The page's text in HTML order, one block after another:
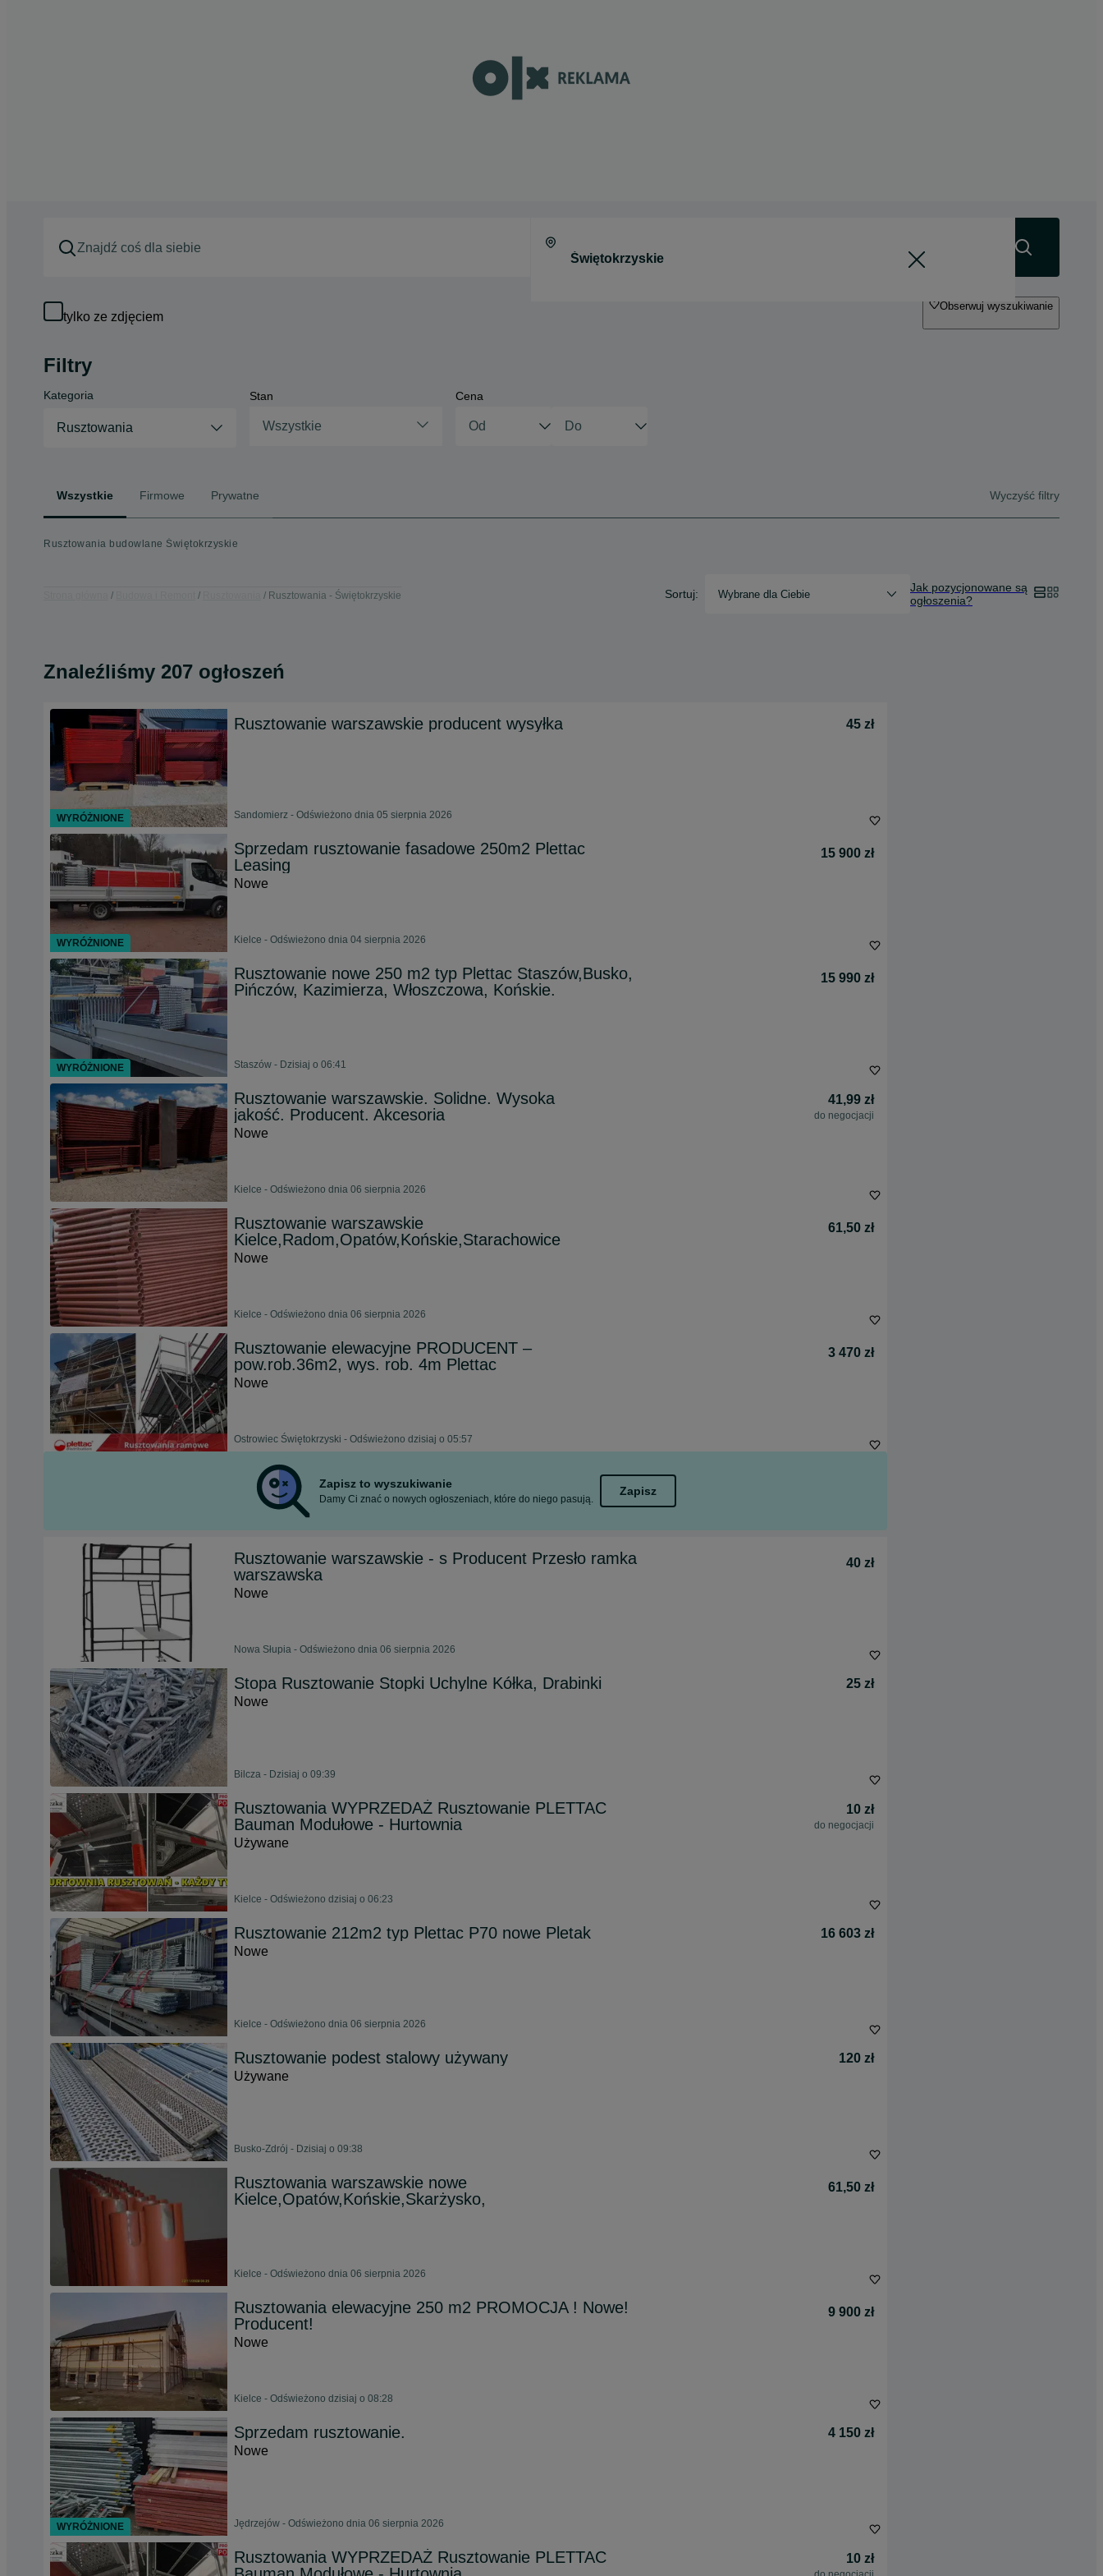
tylko ze zdjęciem
Obserwuj wyszukiwanie
Filtry
Kategoria
Rusztowania
Stan
Wszystkie
Cena
Wszystkie Firmowe Prywatne Wyczyść filtry
Rusztowania budowlane Świętokrzyskie
Rusztowania - Świętokrzyskie Sortuj: Wybrane dla Ciebie
Jak pozycjonowane są
ogłoszenia?
Znaleźliśmy 207 ogłoszeń
Rusztowanie warszawskie producent wysyłka 45 zł
Sandomierz - Odświeżono dnia 05 sierpnia 2026
Sprzedam rusztowanie fasadowe 250m2 Plettac
Leasing
15 900 zł
Nowe
Kielce - Odświeżono dnia 04 sierpnia 2026
Rusztowanie nowe 250 m2 typ Plettac Staszów,Busko,
Pińczów, Kazimierza, Włoszczowa, Końskie.
15 990 zł
Staszów - Dzisiaj o 06:41
Rusztowanie warszawskie. Solidne. Wysoka
jakość. Producent. Akcesoria
41,99 zł
do negocjacji
Nowe
Kielce - Odświeżono dnia 06 sierpnia 2026
Rusztowanie warszawskie
Kielce,Radom,Opatów,Końskie,Starachowice
61,50 zł
Nowe
Kielce - Odświeżono dnia 06 sierpnia 2026
Rusztowanie elewacyjne PRODUCENT –
pow.rob.36m2, wys. rob. 4m Plettac
3 470 zł
Nowe
Ostrowiec Świętokrzyski - Odświeżono dzisiaj o 05:57
Zapisz to wyszukiwanie
Damy Ci znać o nowych ogłoszeniach, które do niego pasują.
Zapisz
Rusztowanie warszawskie - s Producent Przesło ramka
warszawska
40 zł
Nowe
Nowa Słupia - Odświeżono dnia 06 sierpnia 2026
Stopa Rusztowanie Stopki Uchylne Kółka, Drabinki
25 zł
Nowe
Bilcza - Dzisiaj o 09:39
Rusztowania WYPRZEDAŻ Rusztowanie PLETTAC
Bauman Modułowe - Hurtownia
10 zł
do negocjacji
Używane
Kielce - Odświeżono dzisiaj o 06:23
Rusztowanie 212m2 typ Plettac P70 nowe Pletak
16 603 zł
Nowe
Kielce - Odświeżono dnia 06 sierpnia 2026
Rusztowanie podest stalowy używany
120 zł
Używane
Busko-Zdrój - Dzisiaj o 09:38
Rusztowania warszawskie nowe
Kielce,Opatów,Końskie,Skarżysko,
61,50 zł
Kielce - Odświeżono dnia 06 sierpnia 2026
Rusztowania elewacyjne 250 m2 PROMOCJA ! Nowe!
Producent!
9 900 zł
Nowe
Kielce - Odświeżono dzisiaj o 08:28
Sprzedam rusztowanie.
4 150 zł
Nowe
Jędrzejów - Odświeżono dnia 06 sierpnia 2026
Rusztowania WYPRZEDAŻ Rusztowanie PLETTAC
10 zł
WYRÓŻNIONE
WYRÓŻNIONE
WYRÓŻNIONE
WYRÓŻNIONE